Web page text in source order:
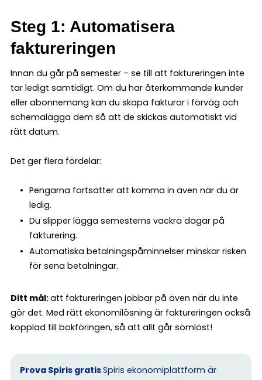
Steg 1: Automatisera
faktureringen
Innan du går på semester – se till att faktureringen inte
tar ledigt samtidigt. Om du har återkommande kunder
eller abonnemang kan du skapa fakturor i förväg och
schemalägga dem så att de skickas automatiskt vid
rätt datum.
Det ger flera fördelar:
Pengarna fortsätter att komma in även när du är
ledig.
Du slipper lägga semesterns vackra dagar på
fakturering.
Automatiska betalningspåminnelser minskar risken
för sena betalningar.
Ditt mål:att faktureringen jobbar på även när du inte
gör det. Med rätt ekonomilösning är faktureringen också
kopplad till bokföringen, så att allt går sömlöst!
Prova Spiris gratisSpiris ekonomiplattform är